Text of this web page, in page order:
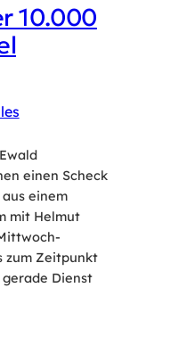
10.000
einen Scheck
einem
mit Helmut
zum Zeitpunkt
Dienst